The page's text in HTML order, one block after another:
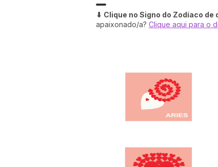
⬇ Clique no Signo do Zodíaco
apaixonado/a? Clique aqui para o